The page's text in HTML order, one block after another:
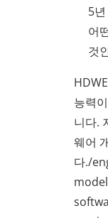
5
어
것
능력
니다.
웨어
다./